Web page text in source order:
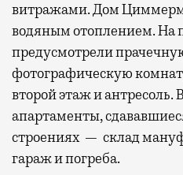
витражами. Дом
водяным отоплением. На
предусмотрели
фотографическую
второй этаж и антресоль.
апартаменты,
строениях — склад
гараж и погреба.